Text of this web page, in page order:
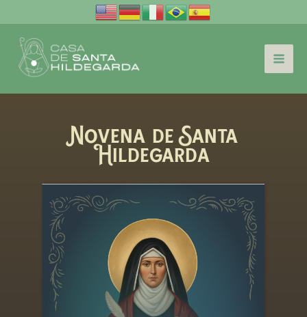
para
conteúdo
Novena de Santa
Hildegarda